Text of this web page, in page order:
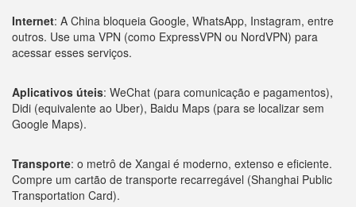
Internet: A China bloqueia Google, WhatsApp, Instagram, entre
outros. Use uma VPN (como ExpressVPN ou NordVPN) para
acessar esses serviços.
Aplicativos úteis: WeChat (para comunicação e pagamentos),
Didi (equivalente ao Uber), Baidu Maps (para se localizar sem
Google Maps).
Transporte: o metrô de Xangai é moderno, extenso e eficiente.
Compre um cartão de transporte recarregável (Shanghai Public
Transportation Card).